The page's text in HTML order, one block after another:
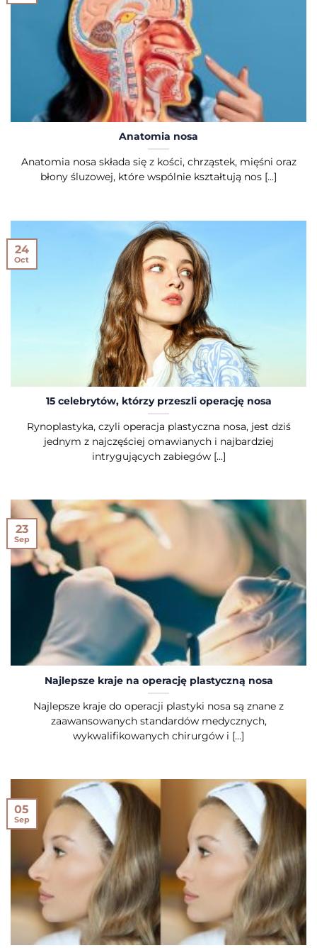
Anatomia nosa
Anatomia nosa składa się z kości, chrząstek, mięśni oraz
błony śluzowej, które wspólnie kształtują nos [...]
15 celebrytów, którzy przeszli operację nosa
Rynoplastyka, czyli operacja plastyczna nosa, jest dziś
jednym z najczęściej omawianych i najbardziej
intrygujących zabiegów [...]
24
Oct
Najlepsze kraje na operację plastyczną nosa
Najlepsze kraje do operacji plastyki nosa są znane z
zaawansowanych standardów medycznych,
wykwalifikowanych chirurgów i [...]
23
Sep
05
Sep